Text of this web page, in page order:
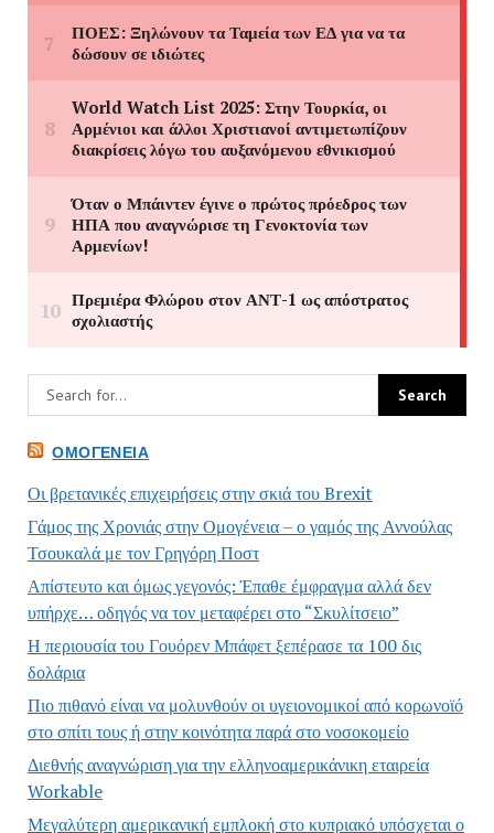
ΟΜΟΓΈΝΕΙΑ
Οι βρετανικές επιχειρήσεις στην σκιά του Brexit
Γάμος της Χρονιάς στην Ομογένεια – ο γαμός της Αννούλας
Τσουκαλά με τον Γρηγόρη Ποστ
Απίστευτο και όμως γεγονός: Έπαθε έμφραγμα αλλά δεν
υπήρχε… οδηγός να τον μεταφέρει στο “Σκυλίτσειο”
Η περιουσία του Γουόρεν Μπάφετ ξεπέρασε τα 100 δις
δολάρια
Πιο πιθανό είναι να μολυνθούν οι υγειονομικοί από κορωνοϊό
στο σπίτι τους ή στην κοινότητα παρά στο νοσοκομείο
Διεθνής αναγνώριση για την ελληνοαμερικάνικη εταιρεία
Workable
Μεγαλύτερη αμερικανική εμπλοκή στο κυπριακό υπόσχεται ο